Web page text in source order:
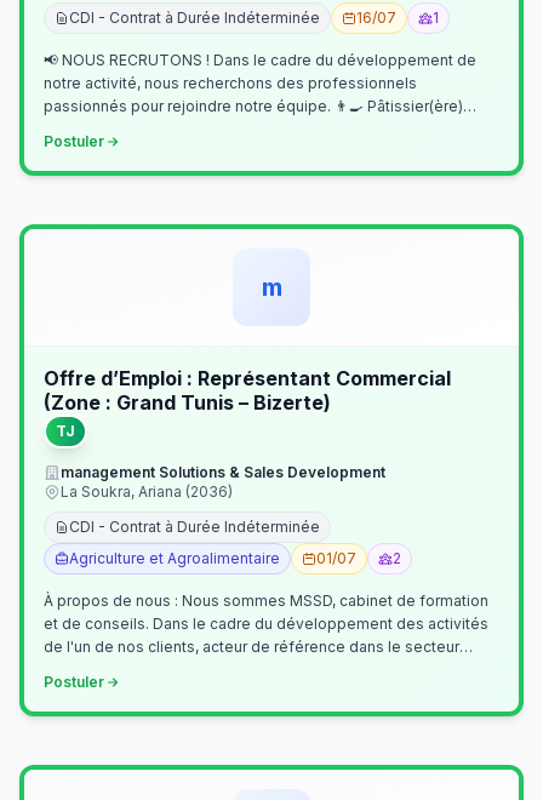
CDI - Contrat à Durée Indéterminée
16/07 1
📢 NOUS RECRUTONS ! Dans le cadre du développement de
notre activité, nous recherchons des professionnels
passionnés pour rejoindre notre équipe. 👨‍🍳 Pâtissier(ère)
Postuler
m
Offre d’Emploi : Représentant Commercial
(Zone : Grand Tunis – Bizerte)
TJ
management Solutions & Sales Development
La Soukra, Ariana (2036)
CDI - Contrat à Durée Indéterminée
Agriculture et Agroalimentaire
01/07 2
À propos de nous : Nous sommes MSSD, cabinet de formation
et de conseils. Dans le cadre du développement des activités
de l'un de nos clients, acteur de référence dans le secteur
Postuler